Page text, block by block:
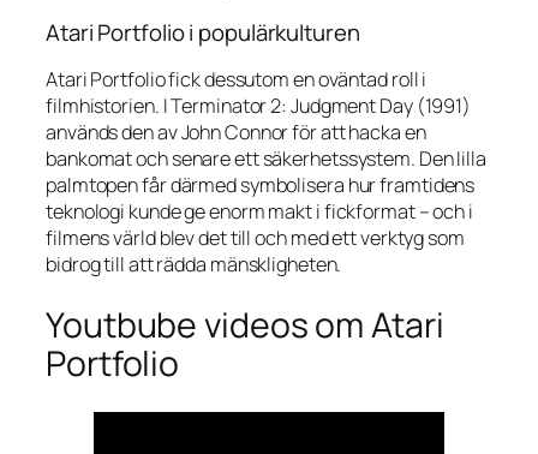
Atari Portfolio i populärkulturen
Atari Portfolio fick dessutom en oväntad roll i
filmhistorien. ITerminator 2: Judgment Day(1991)
används den av John Connor för att hacka en
bankomat och senare ett säkerhetssystem. Den lilla
palmtopen får därmed symbolisera hur framtidens
teknologi kunde ge enorm makt i fickformat – och i
filmens värld blev det till och med ett verktyg som
bidrog till att rädda mänskligheten.
Youtbube videos om Atari
Portfolio